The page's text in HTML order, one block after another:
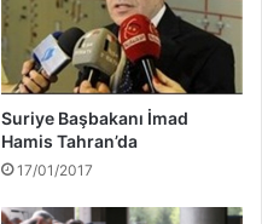
Suriye Başbakanı İmad
Hamis Tahran’da
17/01/2017